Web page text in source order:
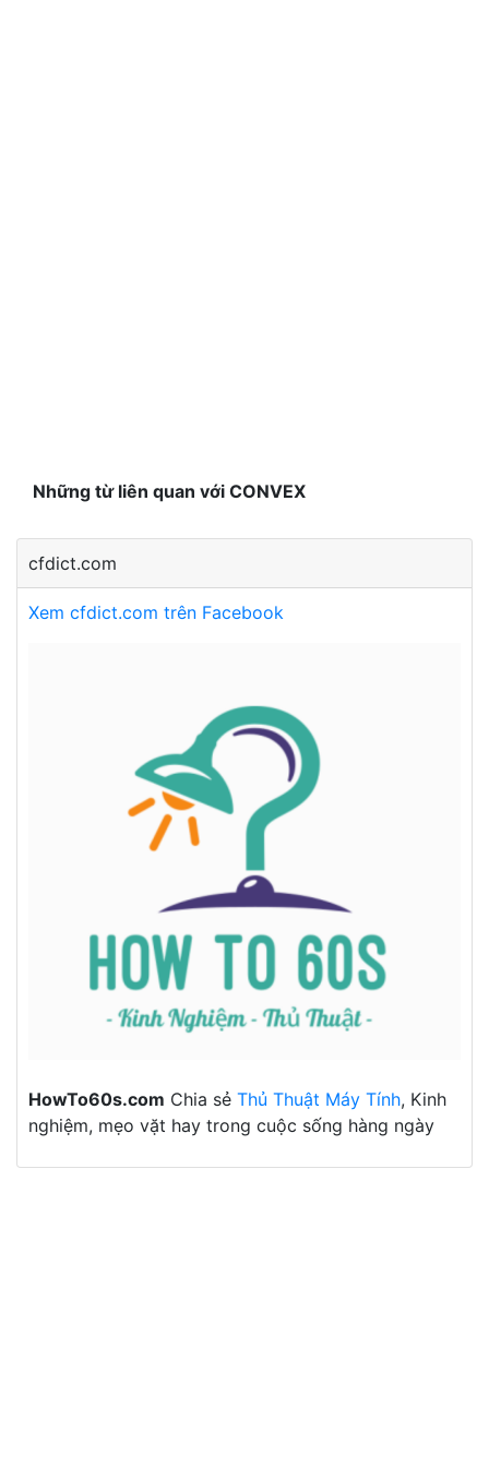
Những từ liên quan với CONVEX
cfdict.com
Xem cfdict.com trên Facebook
HowTo60s.com Chia sẻ Thủ Thuật Máy Tính, Kinh
nghiệm, mẹo vặt hay trong cuộc sống hàng ngày